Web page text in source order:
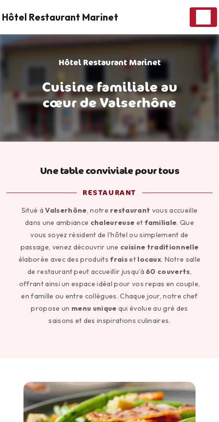
Hôtel Restaurant Marinet
Hôtel Restaurant Marinet
Cuisine familiale au
cœur de Valserhône
Une table conviviale pour tous
RESTAURANT
Situé àValserhône, notre restaurant vous accueille
dans une ambiance chaleureuse et familiale. Que
vous soyez résident de l'hôtel ou simplement de
passage, venez découvrir une cuisine traditionnelle
élaborée avec des produitsfraiset locaux. Notre salle
de restaurant peut accueillir jusqu'à 60 couverts,
offrant ainsi un espace idéal pour vos repas en couple,
en famille ou entre collègues. Chaque jour, notre chef
propose un menu unique qui évolue au gré des
saisons et des inspirations culinaires.